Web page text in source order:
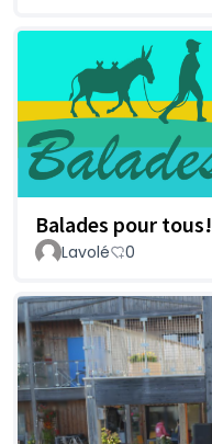
Balades pour tous!
Lavolé
0